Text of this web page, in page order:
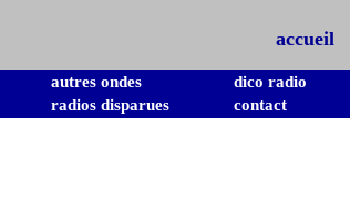
accueil
autres ondes
dico radio
radios disparues contact